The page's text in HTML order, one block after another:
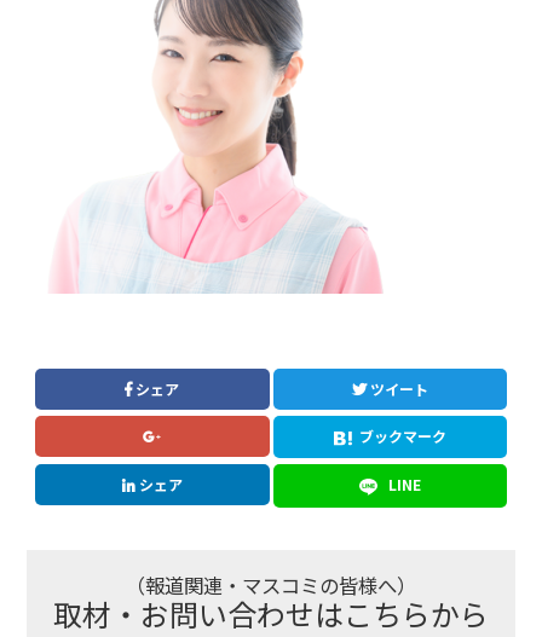
シェア ツイート
ブックマーク
シェア LINE
（報道関連・マスコミの皆様へ）
取材・お問い合わせはこちらから